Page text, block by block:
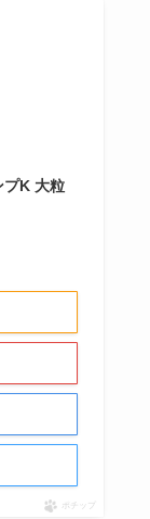
プK 大粒
ポチップ